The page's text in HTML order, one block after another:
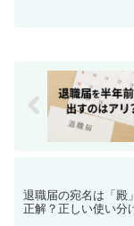
退職届の宛名は「殿
正解？正しい使い分